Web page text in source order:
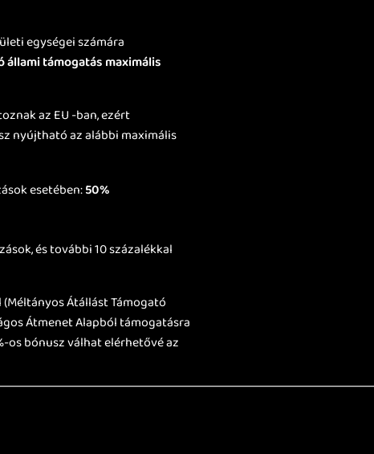
egységei számára
támogatás maximális
az EU -ban, ezért
nyújtható az alábbi maximális
esetében:50%
és további 10 százalékkal
Átállást Támogató
Átmenet Alapból támogatásra
os bónusz válhat elérhetővé az